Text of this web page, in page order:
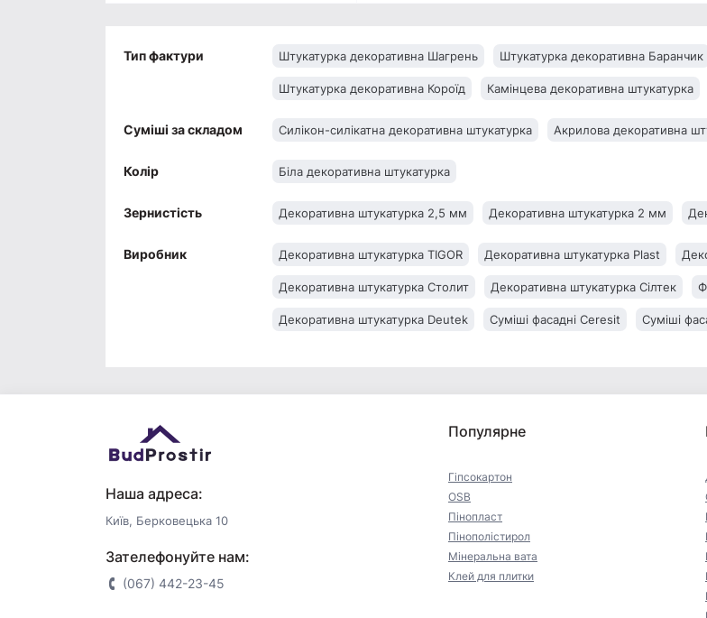
Тип фактури Штукатурка декоративна Шагрень Штукатурка декоративна Баранчик
Штукатурка декоративна Короїд Камінцева декоративна штукатурка
Суміші за складом Силікон-силікатна декоративна штукатурка Акрилова декоративна
Колір Біла декоративна штукатурка
Зернистість Декоративна штукатурка 2,5 мм Декоративна штукатурка 2 мм
Виробник Декоративна штукатурка TIGOR Декоративна штукатурка Plast
Декоративна штукатурка Столит Декоративна штукатурка Сілтек
Декоративна штукатурка Deutek Суміші фасадні Ceresit Суміші
Наша адреса:
Київ, Берковецька 10
Зателефонуйте нам:
(067) 442-23-45
Популярне
Гіпсокартон
OSB
Пінопласт
Пінополістирол
Мінеральна вата
Клей для плитки